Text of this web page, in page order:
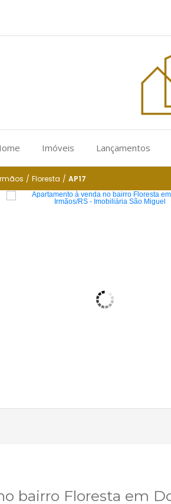
Imóveis Lançamentos
/ Floresta / AP17
bairro Floresta em